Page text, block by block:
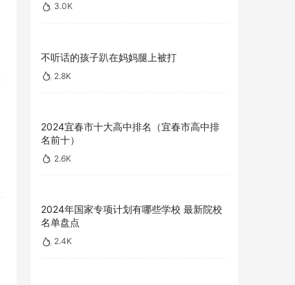
3.0K
不听话的孩子趴在妈妈腿上被打
2.8K
2024宜春市十大高中排名（宜春市高中排
名前十）
2.6K
2024年国家专项计划有哪些学校 最新院校
名单盘点
2.4K